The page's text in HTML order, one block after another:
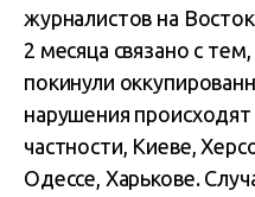
журналистов на
2 месяца связано с
покинули
нарушения происходят
частности, Киеве,
Одессе, Харькове.